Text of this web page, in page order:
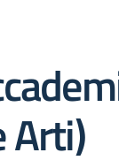
Arti)